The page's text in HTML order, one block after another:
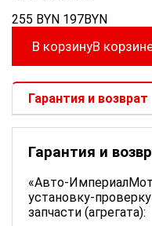
255 BYN 197BYN
В корзинуВ
Гарантия и возврат
Гарантия и
«Авто-
установку-
запчасти (агрегата):